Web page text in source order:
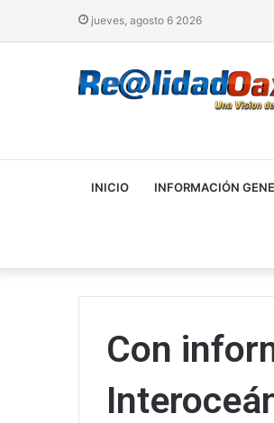
jueves, agosto 6 2026
INICIO INFORMACIÓN
Con